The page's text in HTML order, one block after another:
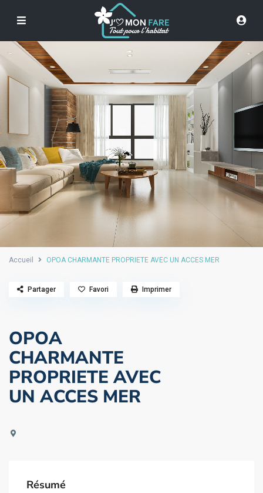
Accueil OPOA CHARMANTE PROPRIETE AVEC UN ACCES MER
OPOA
CHARMANTE
PROPRIETE AVEC
UN ACCES MER
Partager Favori Imprimer
Résumé